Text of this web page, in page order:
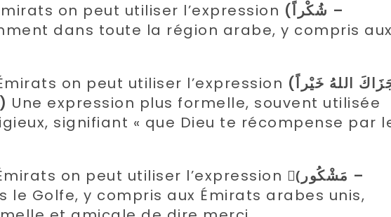
on peut utiliser l’expression (شُكْراً –
dans toute la région arabe, y compris
on peut utiliser l’expression (جَزَاكَ اللهُ خَيْراً
Une expression plus formelle, souvent utilisée
signifiant « que Dieu te récompense par
on peut utiliser l’expression (َمَشْكُور –
le Golfe, y compris aux Émirats arabes unis,